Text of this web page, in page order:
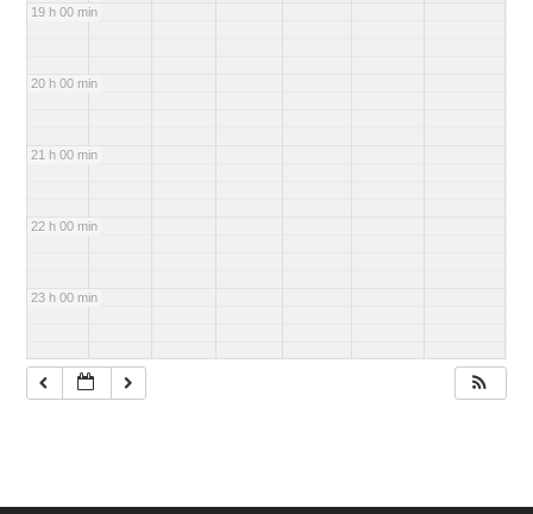
19 h 00 min
20 h 00 min
21 h 00 min
22 h 00 min
23 h 00 min